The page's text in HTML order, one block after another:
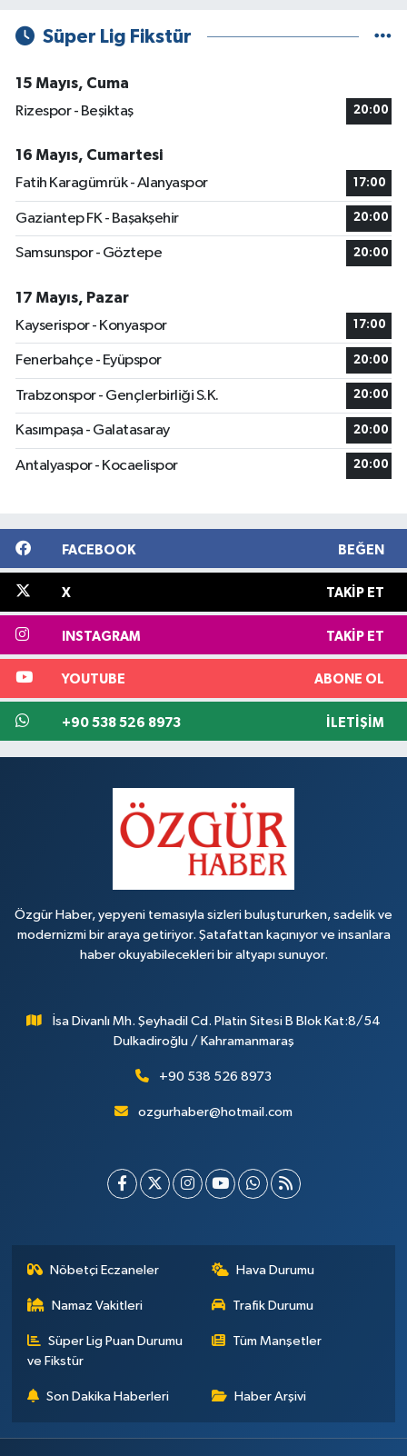
Süper Lig Fikstür
15 Mayıs, Cuma
Rizespor - Beşiktaş
20:00
16 Mayıs, Cumartesi
Fatih Karagümrük - Alanyaspor
17:00
Gaziantep FK - Başakşehir 20:00
Samsunspor - Göztepe 20:00
17 Mayıs, Pazar
Kayserispor - Konyaspor
17:00
Fenerbahçe - Eyüpspor 20:00
Trabzonspor - Gençlerbirliği S.K. 20:00
Kasımpaşa - Galatasaray 20:00
Antalyaspor - Kocaelispor 20:00
FACEBOOK BEĞEN
X TAKIP ET
INSTAGRAM TAKIP ET
YOUTUBE ABONE OL
+90 538 526 8973 İLETIŞIM
Özgür Haber, yepyeni temasıyla sizleri buluştururken, sadelik ve
modernizmi bir araya getiriyor. Şatafattan kaçınıyor ve insanlara
haber okuyabilecekleri bir altyapı sunuyor.
İsa Divanlı Mh. Şeyhadil Cd. Platin Sitesi B Blok Kat:8/54
Dulkadiroğlu / Kahramanmaraş
+90 538 526 8973
ozgurhaber@hotmail.com
Nöbetçi Eczaneler Hava Durumu
Namaz Vakitleri Trafik Durumu
Süper Lig Puan Durumu
ve Fikstür
Tüm Manşetler
Son Dakika Haberleri Haber Arşivi